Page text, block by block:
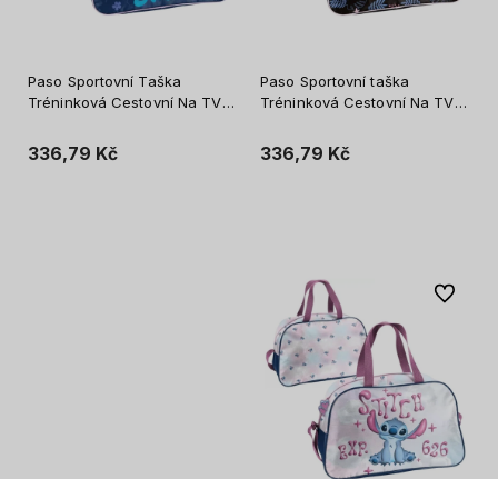
Paso Sportovní Taška
Tréninková Cestovní Na TV
Stitch Coastal Cool
336,79 Kč
Paso Sportovní taška
Tréninková Cestovní Na TV
Stitch Little Dreamer
336,79 Kč
Do